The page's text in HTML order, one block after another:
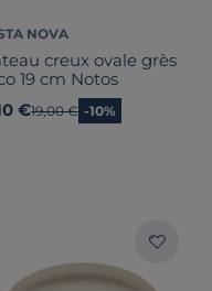
NOVA
creux ovale grès
19 cm Notos
€Ancien prix
19,00 € -10%